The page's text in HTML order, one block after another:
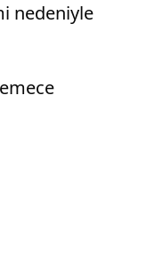
nedeniyle